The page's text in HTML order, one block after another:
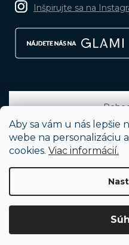
Aby sa vám u nás lepšie
webe na personalizáciu
cookies. Viac informácií.
Inšpirujte sa na